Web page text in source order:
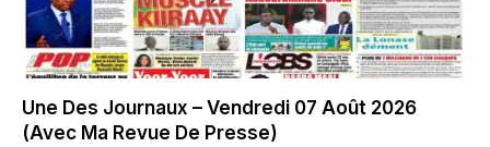
Une Des Journaux – Vendredi 07 Août 2026
(Avec Ma Revue De Presse)